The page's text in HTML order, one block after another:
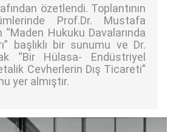
özetlendi. Toplantının
Prof.Dr. Mustafa
“Maden Hukuku Davalarında
başlıklı bir sunumu ve Dr.
“Bir Hülasa- Endüstriyel
Cevherlerin Dış Ticareti”
yer almıştır.